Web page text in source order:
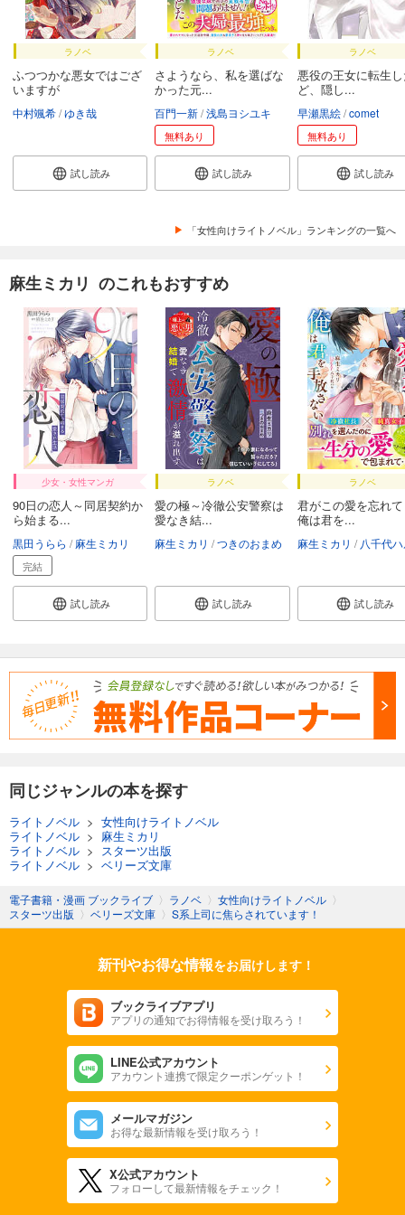
ラノベ
ふつつかな悪女ではござ
いますが
中村颯希 ゆき哉
試し読み
ラノベ
さようなら、私を選ばな
かった元...
百門一新 浅島ヨシユキ
無料あり
試し読み
ラノベ
悪役の王女に転生
ど、隠し...
早瀬黒絵 comet
無料あり
試し読み
「女性向けライトノベル」ランキングの一覧へ
麻生ミカリ のこれもおすすめ
少女・女性マンガ
90日の恋人～同居契約か
ら始まる...
黒田うらら 麻生ミカリ
完結
試し読み
ラノベ
愛の極～冷徹公安警察は
愛なき結...
麻生ミカリ つきのおまめ
試し読み
ラノベ
君がこの愛を忘れ
俺は君を...
麻生ミカリ 八千代
試し読み
同じジャンルの本を探す
ライトノベル > 女性向けライトノベル
ライトノベル > 麻生ミカリ
ライトノベル >
スターツ出版
ライトノベル > ベリーズ文庫
電子書籍・漫画 ブックライブ 〉 ラノベ 〉 女性向けライトノベル 〉
スターツ出版 〉 ベリーズ文庫 〉 S系上司に焦らされています！
新刊やお得な情報をお届けします！
ブックライブアプリ
アプリの通知でお得情報を受け取ろう！
LINE公式アカウント
アカウント連携で限定クーポンゲット！
メールマガジン
お得な最新情報を受け取ろう！
X公式アカウント
フォローして最新情報をチェック！